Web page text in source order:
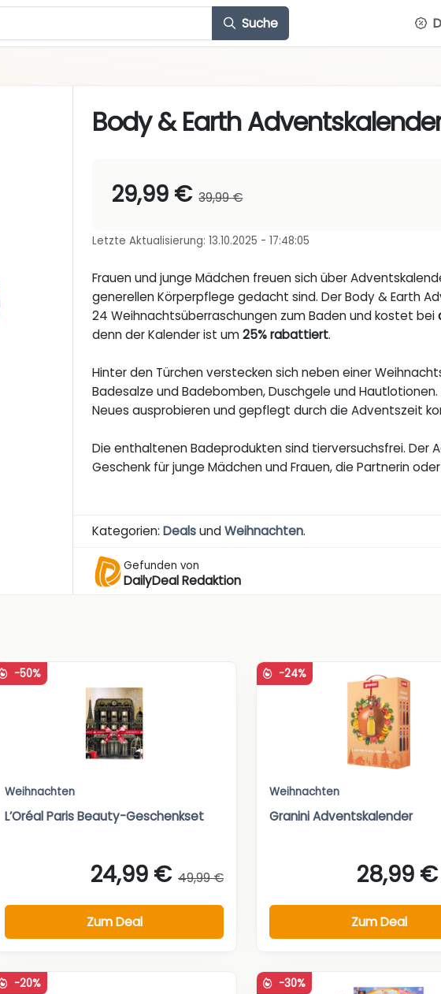
Suche
Body & Earth
29,99 € 39,99 €
Letzte Aktualisierung: 13.10.2025 - 17:48:05
Frauen und junge Mädchen freuen sich über
generellen Körperpflege gedacht sind. Der Body & Earth
24 Weihnachtsüberraschungen zum Baden und kostet bei
denn der Kalender ist um25% rabattiert.
Hinter den Türchen verstecken sich neben einer
Badesalze und Badebomben, Duschgele und
Neues ausprobieren und gepflegt durch die Adventszeit
Die enthaltenen Badeprodukten sind tierversuchsfrei. Der
Geschenk für junge Mädchen und Frauen, die Partnerin
Kategorien:DealsundWeihnachten.
Gefunden von
DailyDeal Redaktion
-50%
Weihnachten
L’Oréal Paris Beauty-Geschenkset
24,99 € 49,99 €
Zum Deal
-24%
Weihnachten
Granini Adventskalender
28,99 €
Zum Deal
-20% -30%